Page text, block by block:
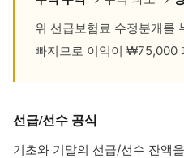
위 선급보험료 수정분개를
빠지므로 이익이 ₩75,000
선급/선수 공식
기초와 기말의 선급/선수 잔액